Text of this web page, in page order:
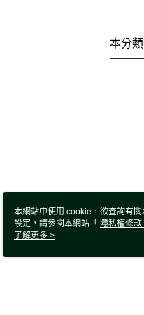
本分
本網站中使用 cookie，欲查詢有
設定，請參閱本網站「 隱私權條款
使用 cookie。
了解更多 >